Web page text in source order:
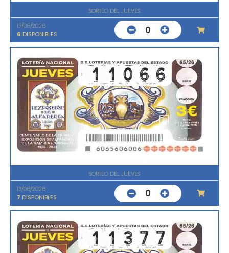
SORTEO DEL JUEVES
13/08/2026
6 DISPONIBLES 0
SORTEO DEL JUEVES
13/08/2026
7 DISPONIBLES 0